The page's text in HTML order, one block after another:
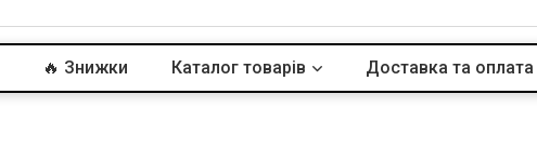
🔥 Знижки Каталог товарів Доставка та оплата